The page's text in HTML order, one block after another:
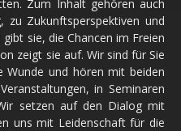
Zum Inhalt gehören auch
zu Zukunftsperspektiven und
sie, die Chancen im Freien
zeigt sie auf. Wir sind für Sie
Wunde und hören mit beiden
in Seminaren
setzen auf den Dialog mit
uns mit Leidenschaft für die